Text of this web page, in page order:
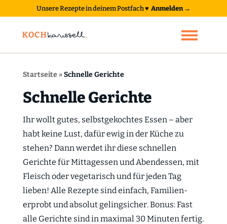
Unsere Rezepte in deinem Postfach♥ Anmelden →
Startseite»Schnelle Gerichte
Schnelle Gerichte
Ihr wollt gutes, selbstgekochtes Essen – aber
habt keine Lust, dafür ewig in der Küche zu
stehen? Dann werdet ihr diese schnellen
Gerichte für Mittagessen und Abendessen, mit
Fleisch oder vegetarisch und für jeden Tag
lieben! Alle Rezepte sind einfach, Familien-
erprobt und absolut gelingsicher. Bonus: Fast
alle Gerichte sind in maximal 30 Minuten fertig.